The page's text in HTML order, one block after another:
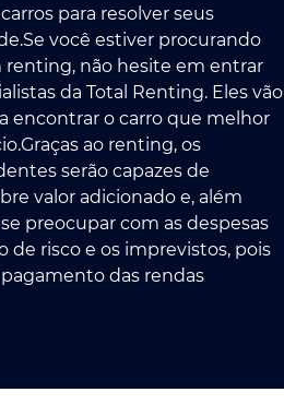
para resolver seus
você estiver procurando
renting, não hesite em entrar
da Total Renting. Eles vão
encontrar o carro que melhor
ao renting, os
serão capazes de
valor adicionado e, além
preocupar com as despesas
de risco e os imprevistos, pois
das rendas